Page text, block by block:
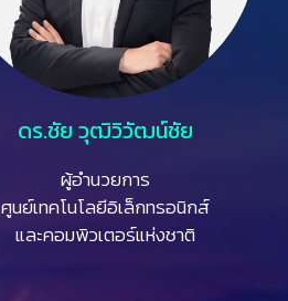
ดร.ชัย วุฒิวิวัฒน์ชัย
ผู้อำนวยการ
ศูนย์เทคโนโลยีอิเล็กทรอนิกส์
และคอมพิวเตอร์แห่งชาติ